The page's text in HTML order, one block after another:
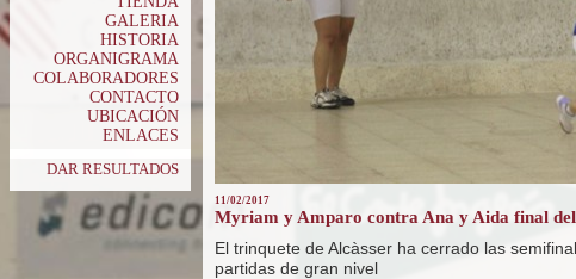
GALERIA
HISTORIA
ORGANIGRAMA
COLABORADORES
CONTACTO
UBICACIÓN
ENLACES
DAR RESULTADOS
11/02/2017
Myriam y Amparo contra Ana y Aida final
El trinquete de Alcàsser ha cerrado las
partidas de gran nivel